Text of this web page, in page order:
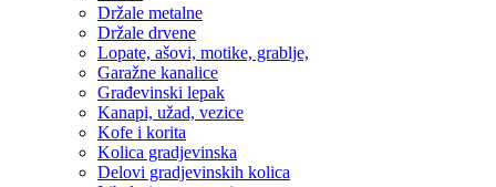
Držale metalne
Držale drvene
Lopate, ašovi, motike, grablje,
Garažne kanalice
Građevinski lepak
Kanapi, užad, vezice
Kofe i korita
Kolica gradjevinska
Delovi gradjevinskih kolica